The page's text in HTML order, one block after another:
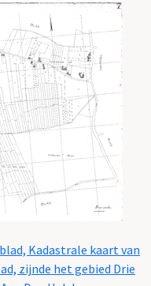
Kadastrale kaart van
zijnde het gebied Drie